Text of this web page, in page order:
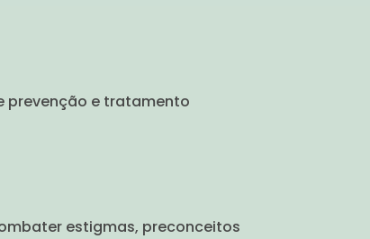
prevenção e tratamento
estigmas, preconceitos